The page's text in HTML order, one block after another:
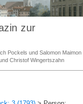
zur
Pockels und Salomon Maimon
Christof Wingertszahn